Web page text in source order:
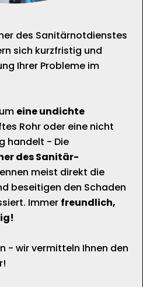
des Sanitärnotdienstes
sich kurzfristig und
Ihrer Probleme im
eine undichte
Rohr oder eine nicht
handelt - Die
des Sanitär-
meist direkt die
beseitigen den Schaden
Immer freundlich,
- wir vermitteln Ihnen den